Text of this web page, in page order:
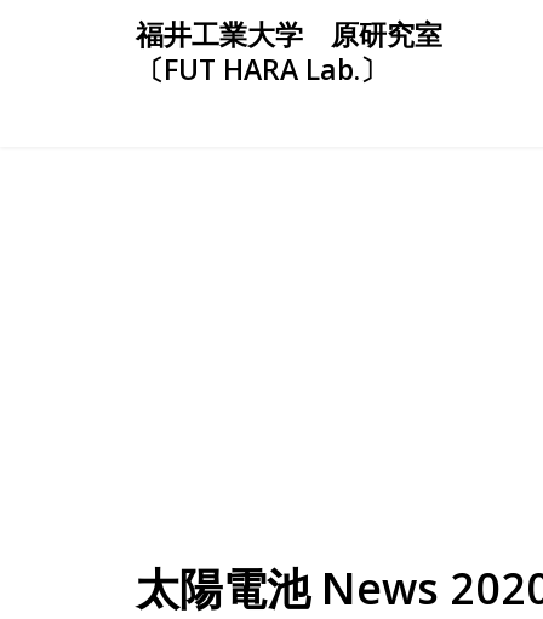
福井工業大学 原研究室
〔FUT HARA Lab.〕
太陽電池 News